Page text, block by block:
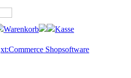
Warenkorb Kasse
xt:Commerce Shopsoftware